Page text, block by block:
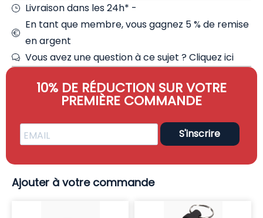
Livraison dans les 24h* -
En tant que membre, vous gagnez 5 % de remise
en argent
Vous avez une question à ce sujet ?Cliquez ici
10% DE RÉDUCTION SUR VOTRE
PREMIÈRE COMMANDE
S'inscrire
Ajouter à votre commande